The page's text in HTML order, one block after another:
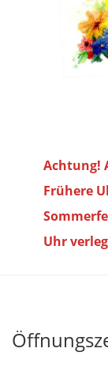
Achtung!
Frühere
Uhr